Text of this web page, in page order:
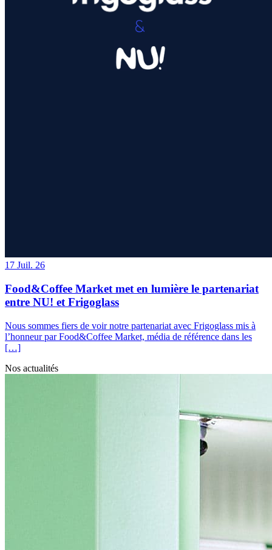
17 Juil. 26
Food&Coffee Market met en lumière le partenariat
entre NU! et Frigoglass
Nous sommes fiers de voir notre partenariat avec Frigoglass mis à
l’honneur par Food&Coffee Market, média de référence dans les
[…]
Nos actualités